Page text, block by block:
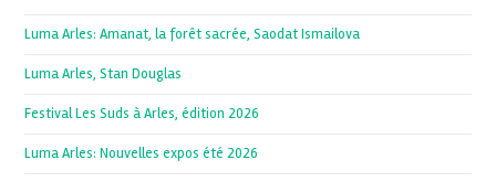
Luma Arles: Amanat, la forêt sacrée, Saodat Ismailova
Luma Arles, Stan Douglas
Festival Les Suds à Arles, édition 2026
Luma Arles: Nouvelles expos été 2026